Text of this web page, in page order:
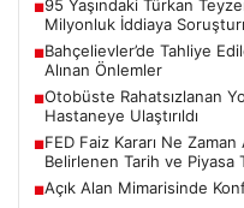
■95 Yaşındaki Türkan
Milyonluk İddiaya
■Bahçelievler’de Tahliye
Alınan Önlemler
■Otobüste Rahatsızlanan
Hastaneye Ulaştırıldı
■FED Faiz Kararı Ne Zaman
Belirlenen Tarih ve Piyasa
■Açık Alan Mimarisinde